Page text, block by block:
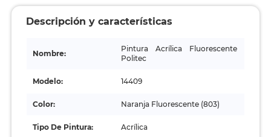
Descripción y características
Nombre:
Pintura Acrílica Fluorescente
Politec
Modelo: 14409
Color: Naranja Fluorescente (803)
Tipo De Pintura: Acrílica